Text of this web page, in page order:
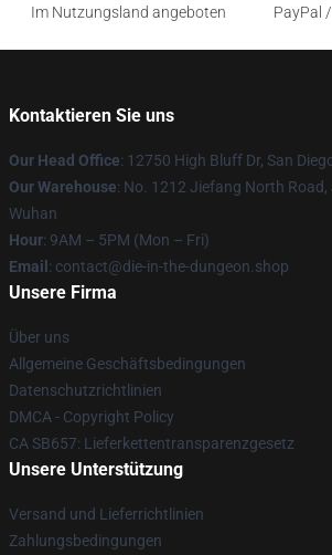
Im Nutzungsland angeboten
PayPal
Kontaktieren Sie uns
Our Head Office: 12750 High Bluff Dr, San
Our Warehouse: No. 1212 Jiefang North
Wuhan
Hour: 9AM – 5PM (Mon – Fri)
Email : contact@die-in-the-dungeon.shop
Unsere Firma
Über uns
Allgemeine Geschäftsbedingungen
Datenschutzrichtlinien
DMCA - Copyright Policy
CA SB657: Lieferkettentransparenzgesetz
Unsere Unterstützung
Versand und Lieferrichtlinien
Zahlungsbedingungen